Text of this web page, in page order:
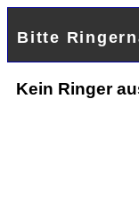
Bitte
Kein Ringer